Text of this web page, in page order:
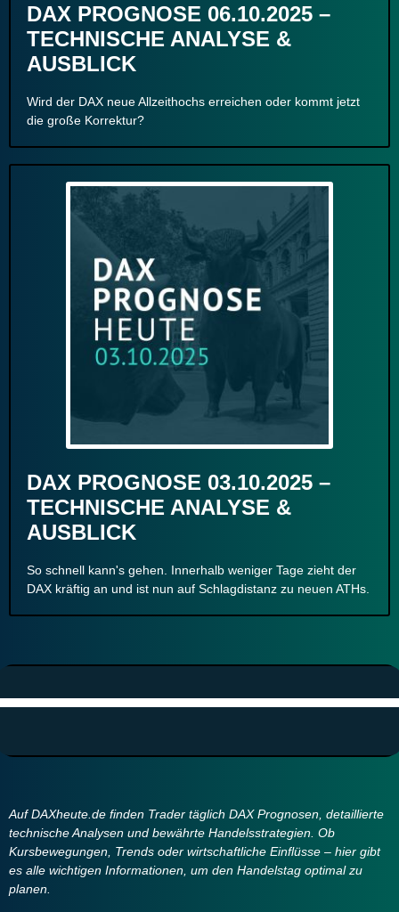
DAX PROGNOSE 06.10.2025 –
TECHNISCHE ANALYSE &
AUSBLICK
Wird der DAX neue Allzeithochs erreichen oder kommt jetzt
die große Korrektur?
DAX PROGNOSE 03.10.2025 –
TECHNISCHE ANALYSE &
AUSBLICK
So schnell kann's gehen. Innerhalb weniger Tage zieht der
DAX kräftig an und ist nun auf Schlagdistanz zu neuen ATHs.
Auf DAXheute.de finden Trader täglich DAX Prognosen, detaillierte
technische Analysen und bewährte Handelsstrategien. Ob
Kursbewegungen, Trends oder wirtschaftliche Einflüsse – hier gibt
es alle wichtigen Informationen, um den Handelstag optimal zu
planen.